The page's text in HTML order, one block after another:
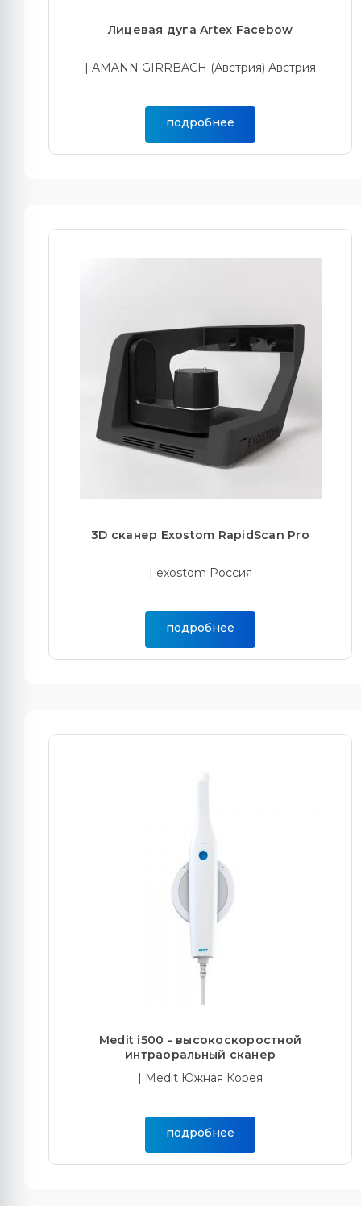
Лицевая дуга Artex Facebow
| AMANN GIRRBACH (Австрия) Австрия
подробнее
3D сканер Exostom RapidScan Pro
| exostom Россия
подробнее
Medit i500 - высокоскоростной
интраоральный сканер
| Medit Южная Корея
подробнее